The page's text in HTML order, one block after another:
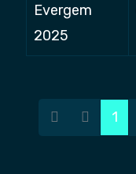
Evergem
2025
1